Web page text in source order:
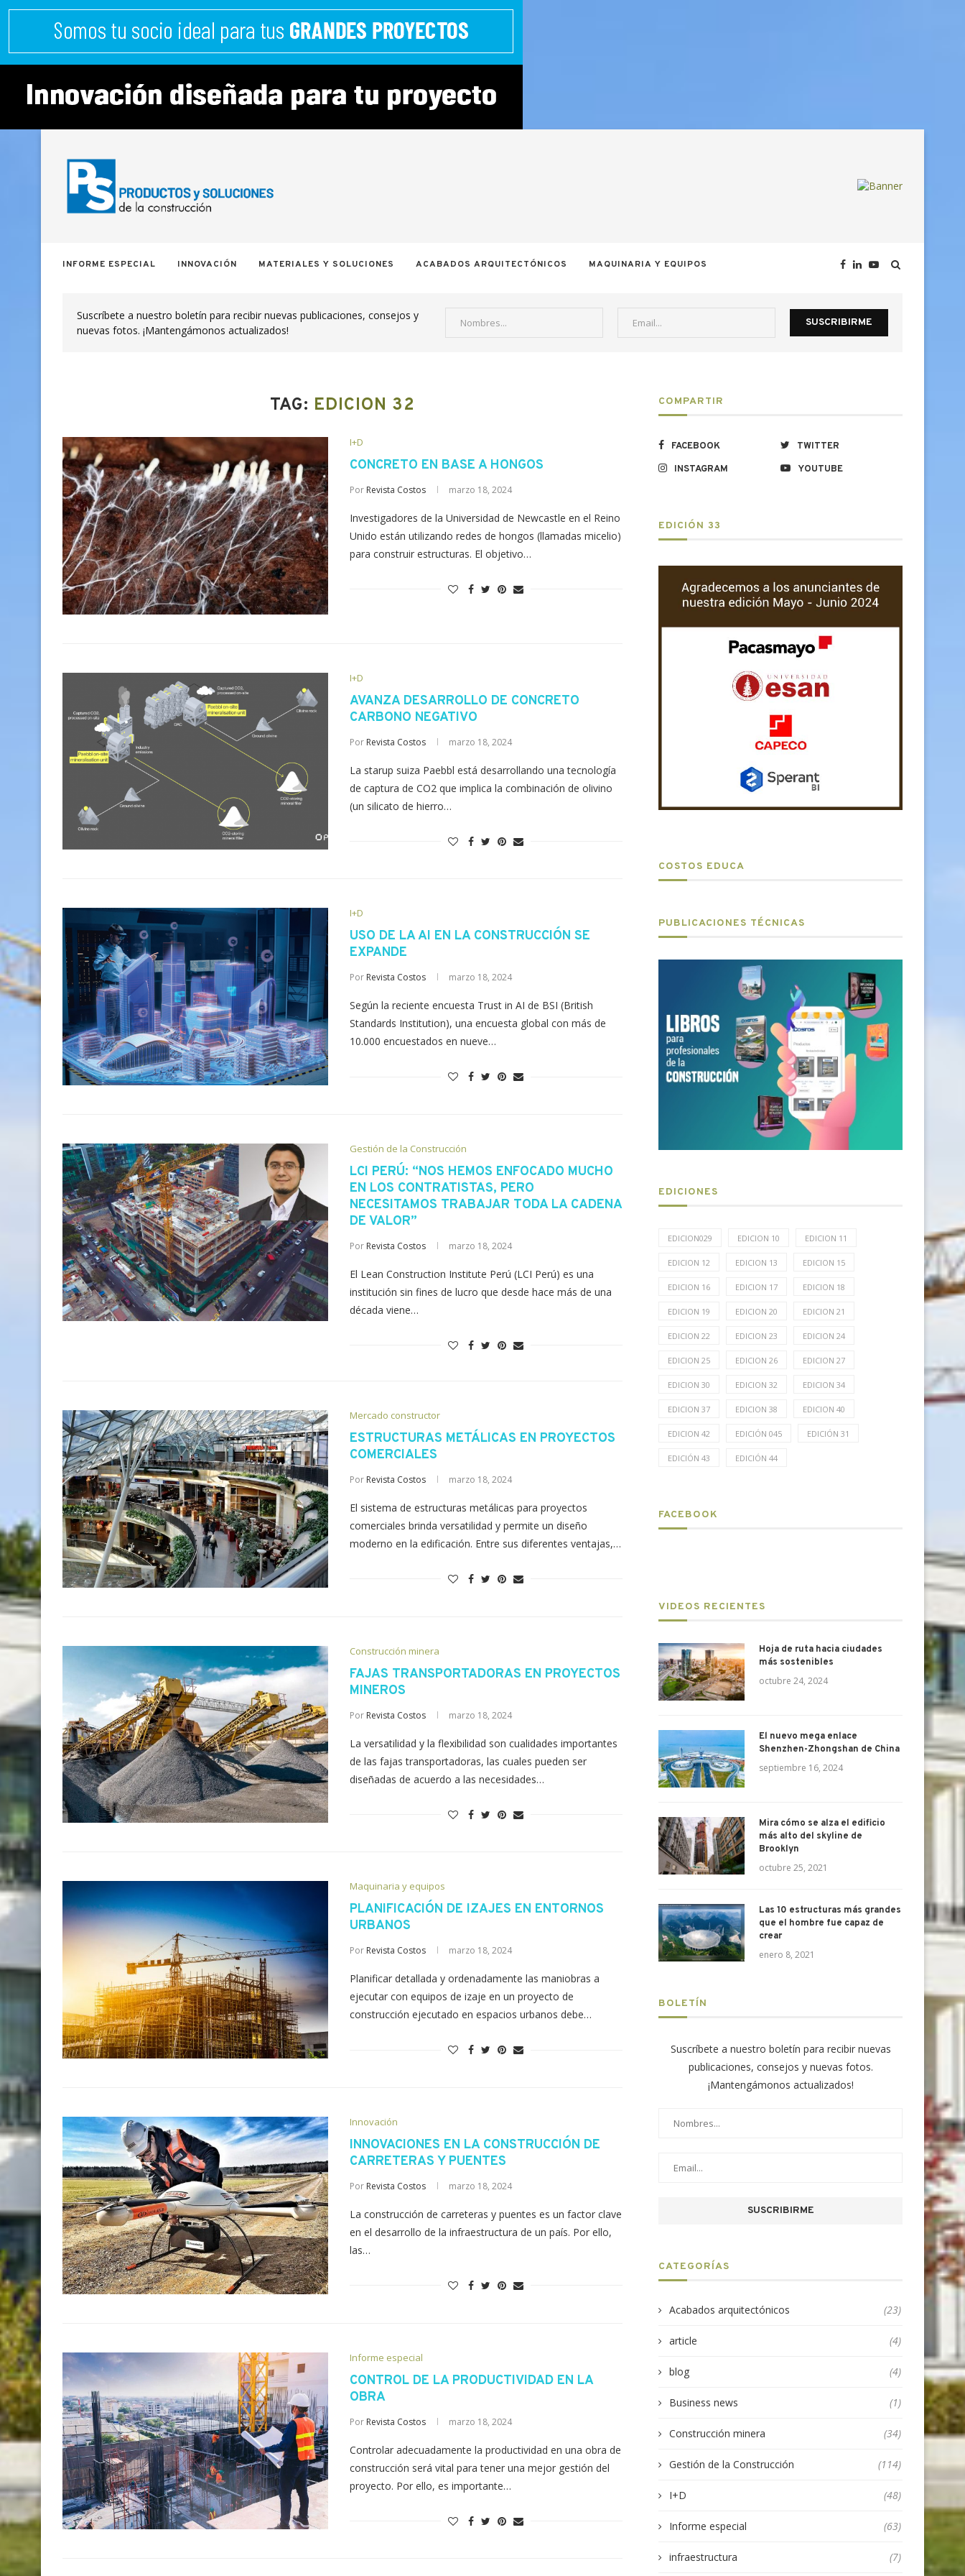
INFORME ESPECIAL INNOVACIÓN MATERIALES Y SOLUCIONES ACABADOS ARQUITECTÓNICOS MAQUINARIA Y EQUIPOS
Suscríbete a nuestro boletín para recibir nuevas publicaciones, consejos y
nuevas fotos. ¡Mantengámonos actualizados!
TAG: EDICION 32
I+D
CONCRETO EN BASE A HONGOS
Por Revista Costos marzo 18, 2024
Investigadores de la Universidad de Newcastle en el Reino
Unido están utilizando redes de hongos (llamadas micelio)
para construir estructuras. El objetivo…
I+D
AVANZA DESARROLLO DE CONCRETO
CARBONO NEGATIVO
Por Revista Costos marzo 18, 2024
La starup suiza Paebbl está desarrollando una tecnología
de captura de CO2 que implica la combinación de olivino
(un silicato de hierro…
I+D
USO DE LA AI EN LA CONSTRUCCIÓN SE
EXPANDE
Por Revista Costos marzo 18, 2024
Según la reciente encuesta Trust in AI de BSI (British
Standards Institution), una encuesta global con más de
10.000 encuestados en nueve…
Gestión de la Construcción
LCI PERÚ: “NOS HEMOS ENFOCADO MUCHO
EN LOS CONTRATISTAS, PERO
NECESITAMOS TRABAJAR TODA LA CADENA
DE VALOR”
Por Revista Costos marzo 18, 2024
El Lean Construction Institute Perú (LCI Perú) es una
institución sin fines de lucro que desde hace más de una
década viene…
Mercado constructor
ESTRUCTURAS METÁLICAS EN PROYECTOS
COMERCIALES
Por Revista Costos marzo 18, 2024
El sistema de estructuras metálicas para proyectos
comerciales brinda versatilidad y permite un diseño
moderno en la edificación. Entre sus diferentes ventajas,…
Construcción minera
FAJAS TRANSPORTADORAS EN PROYECTOS
MINEROS
Por Revista Costos marzo 18, 2024
La versatilidad y la flexibilidad son cualidades importantes
de las fajas transportadoras, las cuales pueden ser
diseñadas de acuerdo a las necesidades…
Maquinaria y equipos
PLANIFICACIÓN DE IZAJES EN ENTORNOS
URBANOS
Por Revista Costos marzo 18, 2024
Planificar detallada y ordenadamente las maniobras a
ejecutar con equipos de izaje en un proyecto de
construcción ejecutado en espacios urbanos debe…
Innovación
INNOVACIONES EN LA CONSTRUCCIÓN DE
CARRETERAS Y PUENTES
Por Revista Costos marzo 18, 2024
La construcción de carreteras y puentes es un factor clave
en el desarrollo de la infraestructura de un país. Por ello,
las…
Informe especial
CONTROL DE LA PRODUCTIVIDAD EN LA
OBRA
Por Revista Costos marzo 18, 2024
Controlar adecuadamente la productividad en una obra de
construcción será vital para tener una mejor gestión del
proyecto. Por ello, es importante…
COMPARTIR
FACEBOOK
TWITTER
INSTAGRAM
YOUTUBE
EDICIÓN 33
COSTOS EDUCA
PUBLICACIONES TÉCNICAS
EDICIONES
EDICION029 EDICION 10 EDICION 11
EDICION 12 EDICION 13 EDICION 15
EDICION 16 EDICION 17 EDICION 18
EDICION 19 EDICION 20 EDICION 21
EDICION 22 EDICION 23 EDICION 24
EDICION 25 EDICION 26 EDICION 27
EDICION 30 EDICION 32 EDICION 34
EDICION 37 EDICION 38 EDICION 40
EDICION 42 EDICIÓN 045 EDICIÓN 31
EDICIÓN 43 EDICIÓN 44
FACEBOOK
VIDEOS RECIENTES
Hoja de ruta hacia ciudades
más sostenibles
octubre 24, 2024
El nuevo mega enlace
Shenzhen-Zhongshan de China
septiembre 16, 2024
Mira cómo se alza el edificio
más alto del skyline de
Brooklyn
octubre 25, 2021
Las 10 estructuras más grandes
que el hombre fue capaz de
crear
enero 8, 2021
BOLETÍN
Suscríbete a nuestro boletín para recibir nuevas
publicaciones, consejos y nuevas fotos.
¡Mantengámonos actualizados!
CATEGORÍAS
Acabados arquitectónicos (23)
article (4)
blog (4)
Business news (1)
Construcción minera (34)
Gestión de la Construcción (114)
I+D (48)
Informe especial (63)
infraestructura (7)